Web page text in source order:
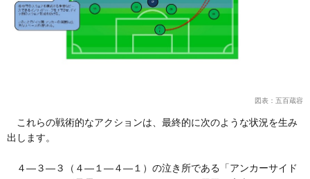
図表：五百蔵容
これらの戦術的なアクションは、最終的に次のような状況を生み
出します。
４―３―３（４―１―４―１）の泣き所である「アンカーサイド